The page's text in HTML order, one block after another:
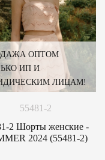
ОПТОМ
ИП И
ЛИЦАМ!
55481-2
2 Шорты женские -
2024 (55481-2)